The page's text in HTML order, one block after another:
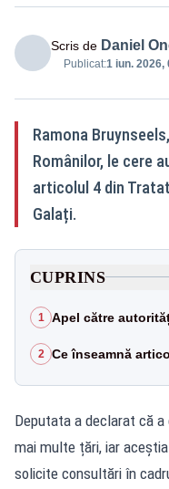
Scris de Daniel
Publicat:1 iun. 2026,
Ramona
Românilor, le cere
articolul 4 din
Galați.
CUPRINS
1 Apel către
2 Ce înseamnă
Deputata a declarat că
mai multe țări, iar
solicite consultări în